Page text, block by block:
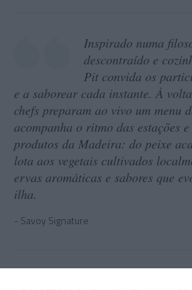
Inspirado numa
descontraído e
Pit convida os
e a saborear cada instante. À
chefs preparam ao vivo um menu
acompanha o ritmo das estações
produtos da Madeira: do peixe
lota aos vegetais cultivados
ervas aromáticas e sabores que
ilha.
Savoy Signature